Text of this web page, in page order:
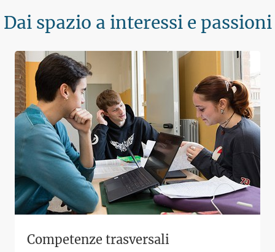
Dai spazio a interessi e passioni
Competenze trasversali